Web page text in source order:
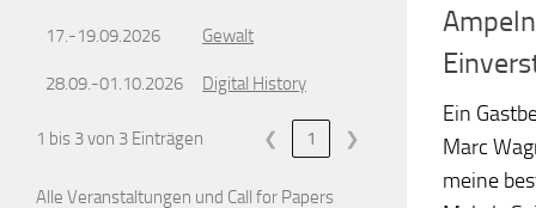
Ein
Marc
meine
17.-19.09.2026 Gewalt
28.09.-01.10.2026 Digital History
1 bis 3 von 3 Einträgen ❮ 1 ❯
Alle Veranstaltungen und Call for Papers